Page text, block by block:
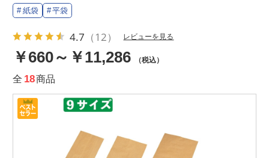
紙袋 平袋
4.7 （12） レビューを見る
￥660～￥11,286 （税込）
全 18商品